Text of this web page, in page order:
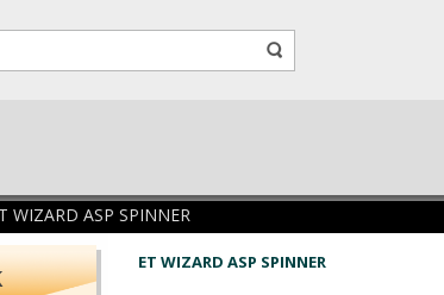
WIZARD ASP SPINNER
ET WIZARD ASP SPINNER